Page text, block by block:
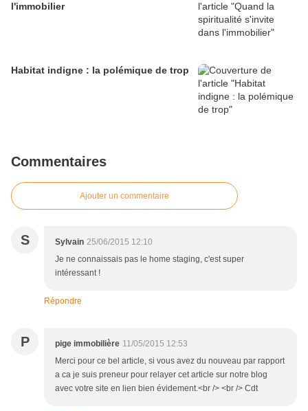
l'immobilier
Habitat indigne : la polémique de trop
Commentaires
Ajouter un commentaire
S Sylvain 25/06/2015 12:10
Je ne connaissais pas le home staging, c'est super
intéressant !
Répondre
P pige immobilière 11/05/2015 12:53
Merci pour ce bel article, si vous avez du nouveau par rapport
a ca je suis preneur pour relayer cet article sur notre blog
avec votre site en lien bien évidement.<br /> <br /> Cdt